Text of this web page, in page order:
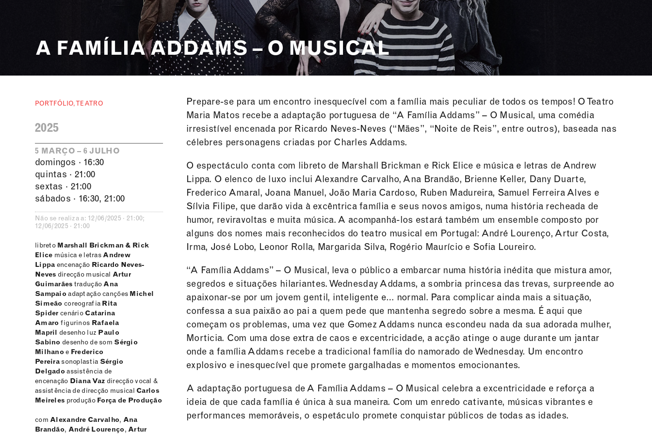
A FAMÍLIA ADDAMS – O MUSICAL
PORTFÓLIO,TEATRO
2025
5 MARÇO – 6 JULHO
domingos · 16:30
quintas · 21:00
sextas · 21:00
sábados · 16:30, 21:00
Não se realiza a: 12/06/2025 · 21:00;
12/06/2025 · 21:00
libreto Marshall Brickman & Rick
Elice música e letras Andrew
Lippa encenação Ricardo Neves-
Neves direcção musical Artur
Guimarães tradução Ana
Sampaioadaptação canções Michel
Simeão coreografia Rita
Spider cenário Catarina
Amaro figurinos Rafaela
Mapril desenho luz Paulo
Sabino desenho de som Sérgio
Milhanoe Frederico
Pereirasonoplastia Sérgio
Delgadoassistência de
encenação Diana Vaz direcção vocal &
assistência de direcção musical Carlos
Meireles produção Força de Produção
com Alexandre Carvalho, Ana
Brandão, André Lourenço, Artur
Prepare-se para um encontro inesquecível com a família mais peculiar de todos os tempos! O Teatro
Maria Matos recebe a adaptação portuguesa de “A Família Addams” – O Musical, uma comédia
irresistível encenada por Ricardo Neves-Neves (“Mães”, “Noite de Reis”, entre outros), baseada nas
célebres personagens criadas por Charles Addams.
O espectáculo conta com libreto de Marshall Brickman e Rick Elice e música e letras de Andrew
Lippa. O elenco de luxo inclui Alexandre Carvalho, Ana Brandão, Brienne Keller, Dany Duarte,
Frederico Amaral, Joana Manuel, João Maria Cardoso, Ruben Madureira, Samuel Ferreira Alves e
Sílvia Filipe, que darão vida à excêntrica família e seus novos amigos, numa história recheada de
humor, reviravoltas e muita música. A acompanhá-los estará também um ensemble composto por
alguns dos nomes mais reconhecidos do teatro musical em Portugal: André Lourenço, Artur Costa,
Irma, José Lobo, Leonor Rolla, Margarida Silva, Rogério Maurício e Sofia Loureiro.
“A Família Addams” – O Musical, leva o público a embarcar numa história inédita que mistura amor,
segredos e situações hilariantes. Wednesday Addams, a sombria princesa das trevas, surpreende ao
apaixonar-se por um jovem gentil, inteligente e… normal. Para complicar ainda mais a situação,
confessa a sua paixão ao pai a quem pede que mantenha segredo sobre a mesma. É aqui que
começam os problemas, uma vez que Gomez Addams nunca escondeu nada da sua adorada mulher,
Morticia. Com uma dose extra de caos e excentricidade, a acção atinge o auge durante um jantar
onde a família Addams recebe a tradicional família do namorado de Wednesday. Um encontro
explosivo e inesquecível que promete gargalhadas e momentos emocionantes.
A adaptação portuguesa de A Família Addams – O Musical celebra a excentricidade e reforça a
ideia de que cada família é única à sua maneira. Com um enredo cativante, músicas vibrantes e
performances memoráveis, o espetáculo promete conquistar públicos de todas as idades.